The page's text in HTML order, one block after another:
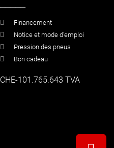
Financement
Notice et mode d'emploi
Pression des pneus
Bon cadeau
CHE-101.765.643 TVA